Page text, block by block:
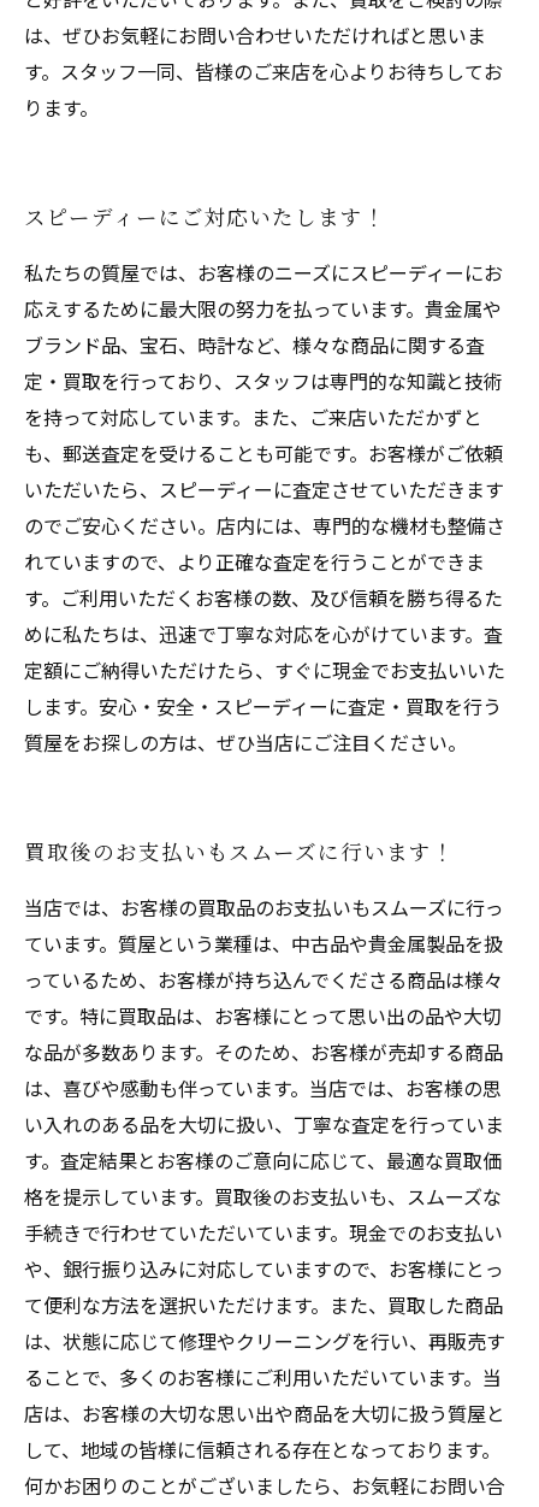
は、ぜひお気軽にお問い合わせいただければと思いま
す。スタッフ一同、皆様のご来店を心よりお待ちしてお
ります。
スピーディーにご対応いたします！
私たちの質屋では、お客様のニーズにスピーディーにお
応えするために最大限の努力を払っています。貴金属や
ブランド品、宝石、時計など、様々な商品に関する査
定・買取を行っており、スタッフは専門的な知識と技術
を持って対応しています。また、ご来店いただかずと
も、郵送査定を受けることも可能です。お客様がご依頼
いただいたら、スピーディーに査定させていただきます
のでご安心ください。店内には、専門的な機材も整備さ
れていますので、より正確な査定を行うことができま
す。ご利用いただくお客様の数、及び信頼を勝ち得るた
めに私たちは、迅速で丁寧な対応を心がけています。査
定額にご納得いただけたら、すぐに現金でお支払いいた
します。安心・安全・スピーディーに査定・買取を行う
質屋をお探しの方は、ぜひ当店にご注目ください。
買取後のお支払いもスムーズに行います！
当店では、お客様の買取品のお支払いもスムーズに行っ
ています。質屋という業種は、中古品や貴金属製品を扱
っているため、お客様が持ち込んでくださる商品は様々
です。特に買取品は、お客様にとって思い出の品や大切
な品が多数あります。そのため、お客様が売却する商品
は、喜びや感動も伴っています。当店では、お客様の思
い入れのある品を大切に扱い、丁寧な査定を行っていま
す。査定結果とお客様のご意向に応じて、最適な買取価
格を提示しています。買取後のお支払いも、スムーズな
手続きで行わせていただいています。現金でのお支払い
や、銀行振り込みに対応していますので、お客様にとっ
て便利な方法を選択いただけます。また、買取した商品
は、状態に応じて修理やクリーニングを行い、再販売す
ることで、多くのお客様にご利用いただいています。当
店は、お客様の大切な思い出や商品を大切に扱う質屋と
して、地域の皆様に信頼される存在となっております。
何かお困りのことがございましたら、お気軽にお問い合